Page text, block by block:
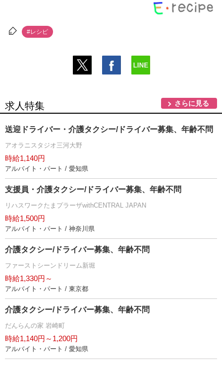
#レシピ
求人特集 さらに見る
送迎ドライバー・介護タクシー/ドライバー募集、年齢不問
アオラニスタジオ三河大野
時給1,140円
アルバイト・パート / 愛知県
支援員・介護タクシー/ドライバー募集、年齢不問
リハスワークたまプラーザwithCENTRAL JAPAN
時給1,500円
アルバイト・パート / 神奈川県
介護タクシー/ドライバー募集、年齢不問
ファーストシーンドリーム新堀
時給1,330円～
アルバイト・パート / 東京都
介護タクシー/ドライバー募集、年齢不問
だんらんの家 岩崎町
時給1,140円～1,200円
アルバイト・パート / 愛知県